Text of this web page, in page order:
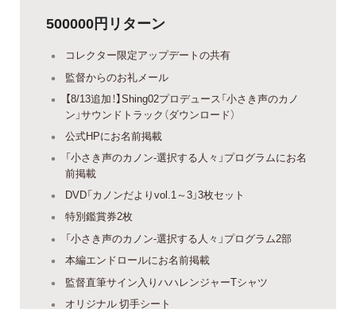
500000円リターン
コレクター限定アップデートの共有
監督からのお礼メール
【8/13追加！】Shing02プロデュース「小さき声のカノ
ン」サウンドトラック（ダウンロード）
公式HPにお名前掲載
「小さき声のカノン-選択する人々」プログラムにお名
前掲載
DVD「カノンだよりvol.1～3」3枚セット
特別鑑賞券2枚
「小さき声のカノン-選択する人々」プログラム2部
本編エンドロールにお名前掲載
監督直筆サイン入りハハレンジャーTシャツ
オリジナル 切手シート